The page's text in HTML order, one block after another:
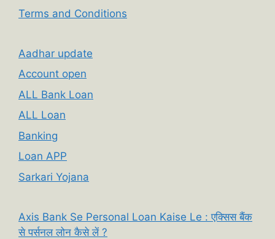
Terms and Conditions
Aadhar update
Account open
ALL Bank Loan
ALL Loan
Banking
Loan APP
Sarkari Yojana
Axis Bank Se Personal Loan Kaise Le : एक्सिस बैंक
से पर्सनल लोन कैसे लें ?